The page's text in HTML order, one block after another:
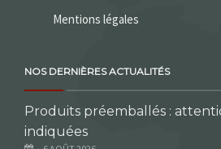
Mentions légales
NOS DERNIÈRES ACTUALITÉS
Produits préemballés :
indiquées